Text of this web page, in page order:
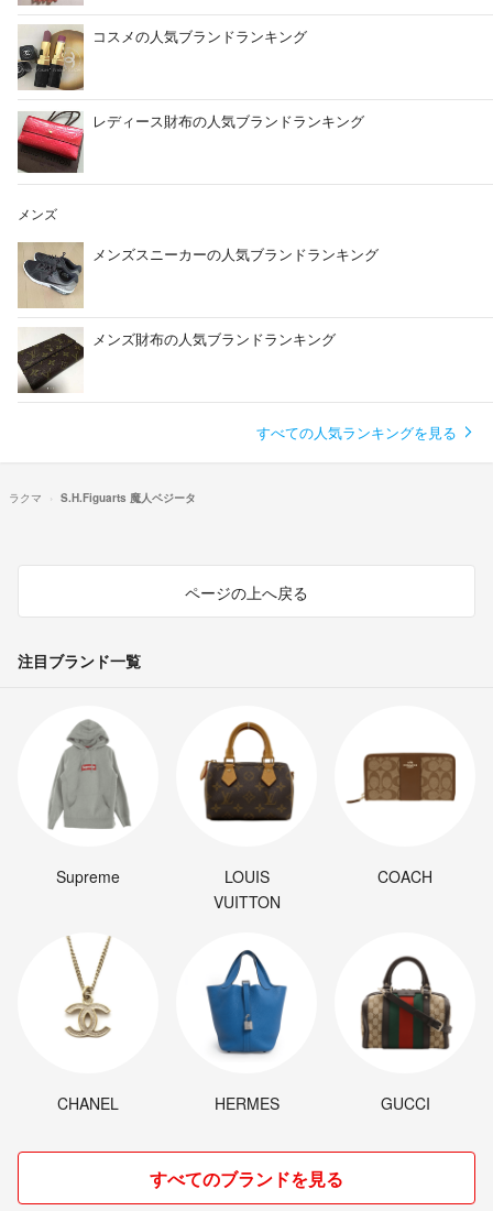
コスメの人気ブランドランキング
レディース財布の人気ブランドランキング
メンズ
メンズスニーカーの人気ブランドランキング
メンズ財布の人気ブランドランキング
すべての人気ランキングを見る
ラクマ S.H.Figuarts 魔人ベジータ
ページの上へ戻る
注目ブランド一覧
Supreme
LOUIS
VUITTON
COACH
CHANEL HERMES GUCCI
すべてのブランドを見る